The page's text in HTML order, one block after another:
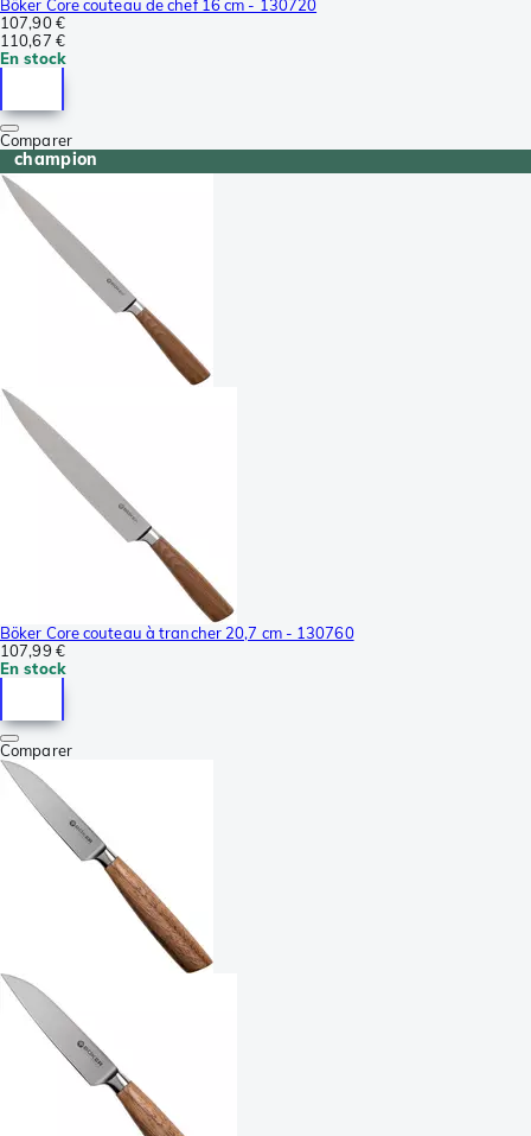
Böker Core couteau de chef 16 cm - 130720
107,90 €
110,67 €
En stock
Comparer
champion
Böker Core couteau à trancher 20,7 cm - 130760
107,99 €
En stock
Comparer